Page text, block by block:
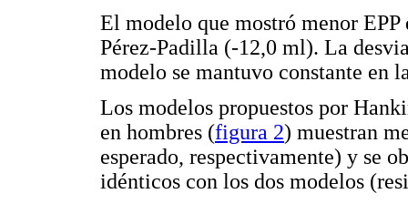
El modelo que mostró menor
Pérez-Padilla (-12,0 ml). La
modelo se mantuvo constante en
Los modelos propuestos por
en hombres (figura 2) muestran
esperado, respectivamente) y se
idénticos con los dos modelos